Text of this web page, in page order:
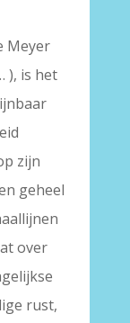
Meyer
), is het
zijn
geheel
over
rust,